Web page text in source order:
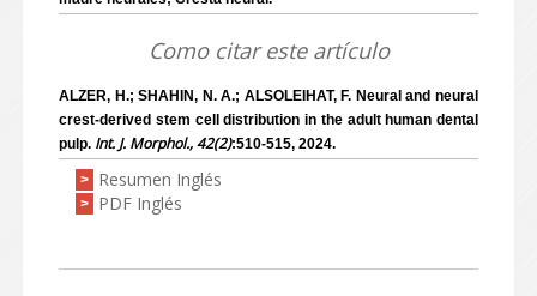
Como citar este artículo
ALZER, H.; SHAHIN, N. A.; ALSOLEIHAT, F. Neural and neural
crest-derived stem cell distribution in the adult human dental
pulp. Int. J. Morphol., 42(2):510-515, 2024.
> Resumen Inglés
> PDF Inglés